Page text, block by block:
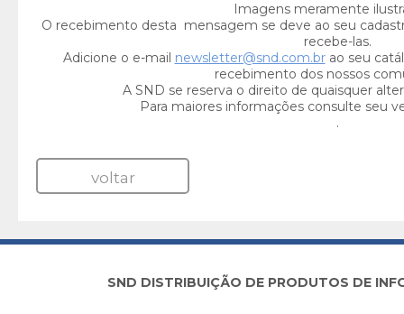
Imagens meramente
O recebimento desta mensagem se deve ao seu
recebe-las.
Adicione o e-mail newsletter@snd.com.brao seu
recebimento dos nossos
A SND se reserva o direito de quaisquer
Para maiores informações consulte seu
.
voltar
SND DISTRIBUIÇÃO DE PRODUTOS DE